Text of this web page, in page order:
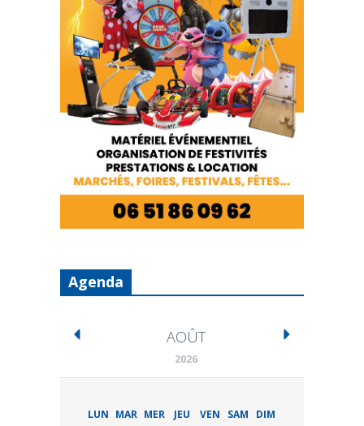
Agenda
AOÛT
2026
LUN MAR MER JEU VEN SAM DIM